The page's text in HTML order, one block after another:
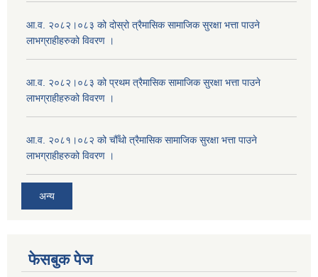
आ.व. २०८२।०८३ को दोस्रो त्रैमासिक सामाजिक सुरक्षा भत्ता पाउने
लाभग्राहीहरुको विवरण ।
आ.व. २०८२।०८३ को प्रथम त्रैमासिक सामाजिक सुरक्षा भत्ता पाउने
लाभग्राहीहरुको विवरण ।
आ.व. २०८१।०८२ को चौँथो त्रैमासिक सामाजिक सुरक्षा भत्ता पाउने
लाभग्राहीहरुको विवरण ।
अन्य
फेसबुक पेज